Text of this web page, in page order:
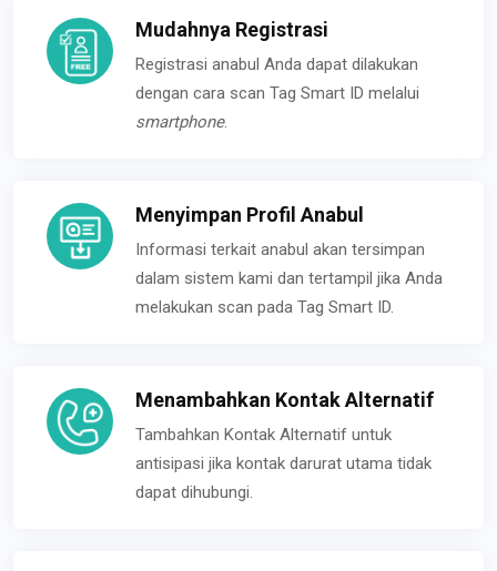
Mudahnya Registrasi
Registrasi anabul Anda dapat dilakukan
dengan cara scan Tag Smart ID melalui
smartphone.
Menyimpan Profil Anabul
Informasi terkait anabul akan tersimpan
dalam sistem kami dan tertampil jika Anda
melakukan scan pada Tag Smart ID.
Menambahkan Kontak Alternatif
Tambahkan Kontak Alternatif untuk
antisipasi jika kontak darurat utama tidak
dapat dihubungi.